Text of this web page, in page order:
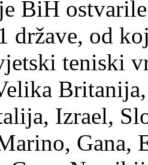
BiH
države, od
teniski
Izrael,
Gana,